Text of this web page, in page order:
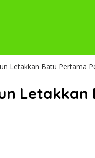
Letakkan Batu Pertama
Letakkan